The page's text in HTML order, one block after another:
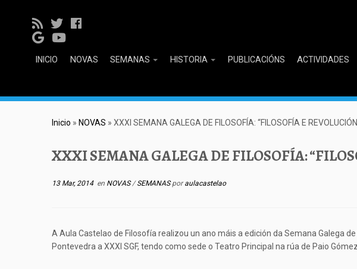
INICIO NOVAS SEMANAS HISTORIA PUBLICACIÓNS ACTIVIDADES
Inicio » NOVAS » XXXI SEMANA GALEGA DE FILOSOFÍA: “FILOSOFÍA E
XXXI SEMANA GALEGA DE FILOSOFÍA:
13 Mar, 2014en NOVAS/SEMANASporaulacastelao
A Aula Castelao de Filosofía realizou un ano máis a edición da Semana Galega
Pontevedra a XXXI SGF, tendo como sede o Teatro Principal na rúa de Paio